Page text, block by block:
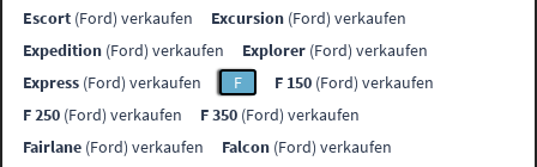
Escort (Ford) verkaufen Excursion (Ford) verkaufen
Expedition (Ford) verkaufen Explorer (Ford) verkaufen
Express (Ford) verkaufen F F 150 (Ford) verkaufen
F 250 (Ford) verkaufen F 350 (Ford) verkaufen
Fairlane (Ford) verkaufen Falcon (Ford) verkaufen